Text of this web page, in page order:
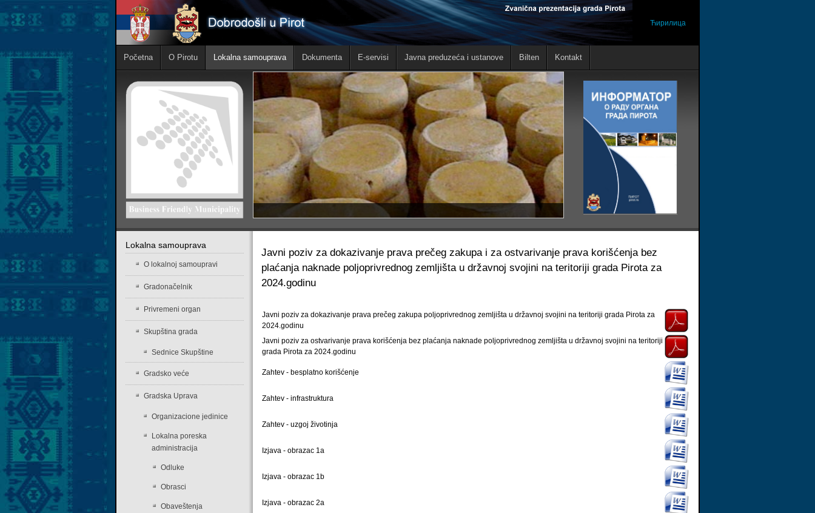
Ћирилица
Početna O Pirotu Lokalna samouprava Dokumenta E-servisi Javna preduzeća i ustanove Bilten Kontakt
Javni poziv za dokazivanje prava prečeg zakupa i za ostvarivanje prava korišćenja bez
plaćanja naknade poljoprivrednog zemljišta u državnoj svojini na teritoriji grada Pirota za
2024.godinu
Javni poziv za dokazivanje prava prečeg zakupa poljoprivrednog zemljišta u državnoj svojini na teritoriji grada Pirota za
2024.godinu
Javni poziv za ostvarivanje prava korišćenja bez plaćanja naknade poljoprivrednog zemljišta u državnoj svojini na teritoriji
grada Pirota za 2024.godinu
Zahtev - besplatno korišćenje
Zahtev - infrastruktura
Zahtev - uzgoj životinja
Izjava - obrazac 1a
Izjava - obrazac 1b
Izjava - obrazac 2a
Lokalna samouprava
O lokalnoj samoupravi
Gradonačelnik
Privremeni organ
Skupština grada
Sednice Skupštine
Gradsko veće
Gradska Uprava
Organizacione jedinice
Lokalna poreska
administracija
Odluke
Obrasci
Obaveštenja